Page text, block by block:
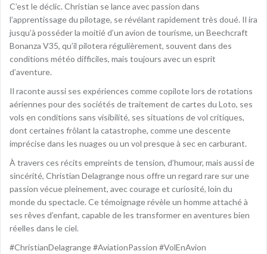
C’est le déclic. Christian se lance avec passion dans
l’apprentissage du pilotage, se révélant rapidement très doué. Il ira
jusqu’à posséder la moitié d’un avion de tourisme, un Beechcraft
Bonanza V35, qu’il pilotera régulièrement, souvent dans des
conditions météo difficiles, mais toujours avec un esprit
d’aventure.
Il raconte aussi ses expériences comme copilote lors de rotations
aériennes pour des sociétés de traitement de cartes du Loto, ses
vols en conditions sans visibilité, ses situations de vol critiques,
dont certaines frôlant la catastrophe, comme une descente
imprécise dans les nuages ou un vol presque à sec en carburant.
À travers ces récits empreints de tension, d’humour, mais aussi de
sincérité, Christian Delagrange nous offre un regard rare sur une
passion vécue pleinement, avec courage et curiosité, loin du
monde du spectacle. Ce témoignage révèle un homme attaché à
ses rêves d’enfant, capable de les transformer en aventures bien
réelles dans le ciel.
#ChristianDelagrange #AviationPassion #VolEnAvion